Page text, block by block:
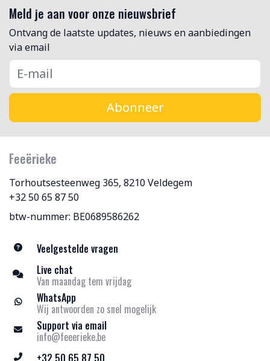
Meld je aan voor onze nieuwsbrief
Ontvang de laatste updates, nieuws en aanbiedingen
via email
Abonneer
Feeërieke
Torhoutsesteenweg 365, 8210 Veldegem
+32 50 65 87 50
btw-nummer: BE0689586262
Veelgestelde vragen
Live chat
Van maandag tem vrijdag
WhatsApp
Wij antwoorden zo snel mogelijk
Support via email
info@feeerieke.be
+32 50 65 87 50